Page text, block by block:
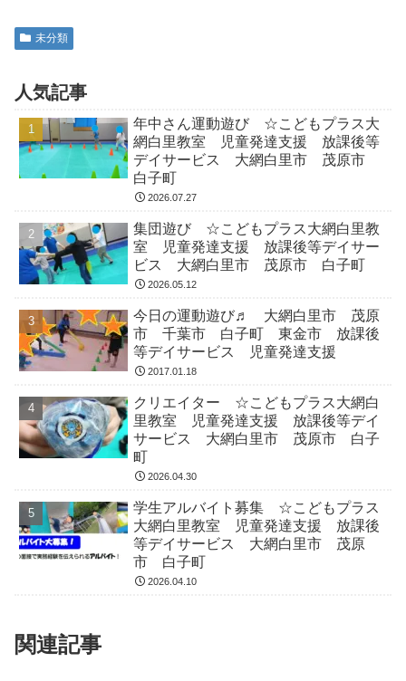
未分類
人気記事
年中さん運動遊び ☆こどもプラス大
網白里教室 児童発達支援 放課後等
デイサービス 大網白里市 茂原市
白子町
2026.07.27
集団遊び ☆こどもプラス大網白里教
室 児童発達支援 放課後等デイサー
ビス 大網白里市 茂原市 白子町
2026.05.12
今日の運動遊び♬ 大網白里市 茂原
市 千葉市 白子町 東金市 放課後
等デイサービス 児童発達支援
2017.01.18
クリエイター ☆こどもプラス大網白
里教室 児童発達支援 放課後等デイ
サービス 大網白里市 茂原市 白子
町
2026.04.30
学生アルバイト募集 ☆こどもプラス
大網白里教室 児童発達支援 放課後
等デイサービス 大網白里市 茂原
市 白子町
2026.04.10
関連記事